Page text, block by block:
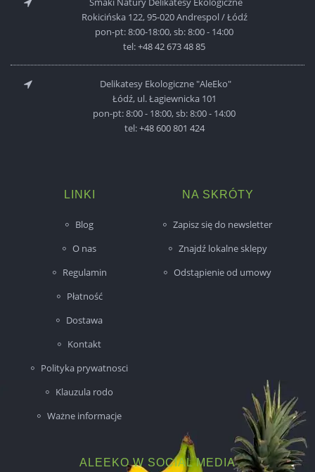
Rokicińska 122, 95-020 Andrespol / Łódź
pon-pt: 8:00-18:00, sb: 8:00 - 14:00
tel:+48 42 673 48 85
Delikatesy Ekologiczne "AleEko"
Łódź, ul. Łagiewnicka 101
pon-pt: 8:00 - 18:00, sb: 8:00 - 14:00
tel:+48 600 801 424
LINKI
Blog
O nas
Regulamin
Płatność
Dostawa
Kontakt
Polityka prywatnosci
Klauzula rodo
Ważne informacje
NA SKRÓTY
Zapisz się do newsletter
Znajdź lokalne sklepy
Odstąpienie od umowy
ALEEKO W SOCIAL MEDIA